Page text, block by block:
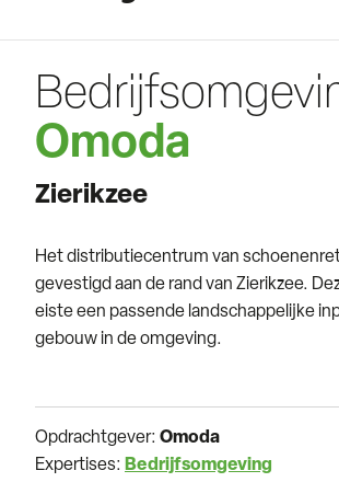
Omoda
Zierikzee
Het distributiecentrum van
gevestigd aan de rand van Zierikzee.
eiste een passende landschappelijke
gebouw in de omgeving.
Opdrachtgever: Omoda
Expertises: Bedrijfsomgeving